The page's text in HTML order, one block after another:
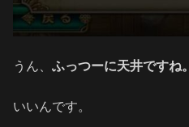
うん、 ふっつーに天井ですね。
いいんです。